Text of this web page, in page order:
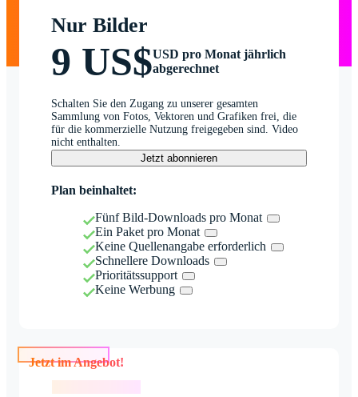
Nur Bilder
9 US$USD pro Monat jährlich
abgerechnet
Schalten Sie den Zugang zu unserer gesamten
Sammlung von Fotos, Vektoren und Grafiken frei, die
für die kommerzielle Nutzung freigegeben sind. Video
nicht enthalten.
Jetzt abonnieren
Plan beinhaltet:
Fünf Bild-Downloads pro Monat
Ein Paket pro Monat
Keine Quellenangabe erforderlich
Schnellere Downloads
Prioritätssupport
Keine Werbung
Jetzt im Angebot!